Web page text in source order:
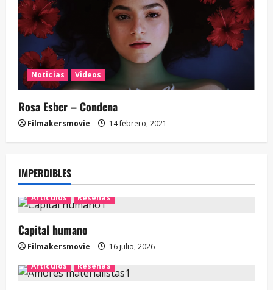
Noticias Videos
Rosa Esber – Condena
Filmakersmovie 14 febrero, 2021
IMPERDIBLES
Artículos Reseñas
Capital humano
Filmakersmovie
16 julio, 2026
Artículos
Reseñas